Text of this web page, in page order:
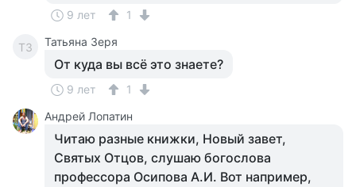
9 лет 1
ТЗ Татьяна Зеря
От куда вы всё это знаете?
9 лет
1
Андрей Лопатин
Читаю разные книжки, Новый завет,
Святых Отцов, слушаю богослова
профессора Осипова А.И. Вот например,